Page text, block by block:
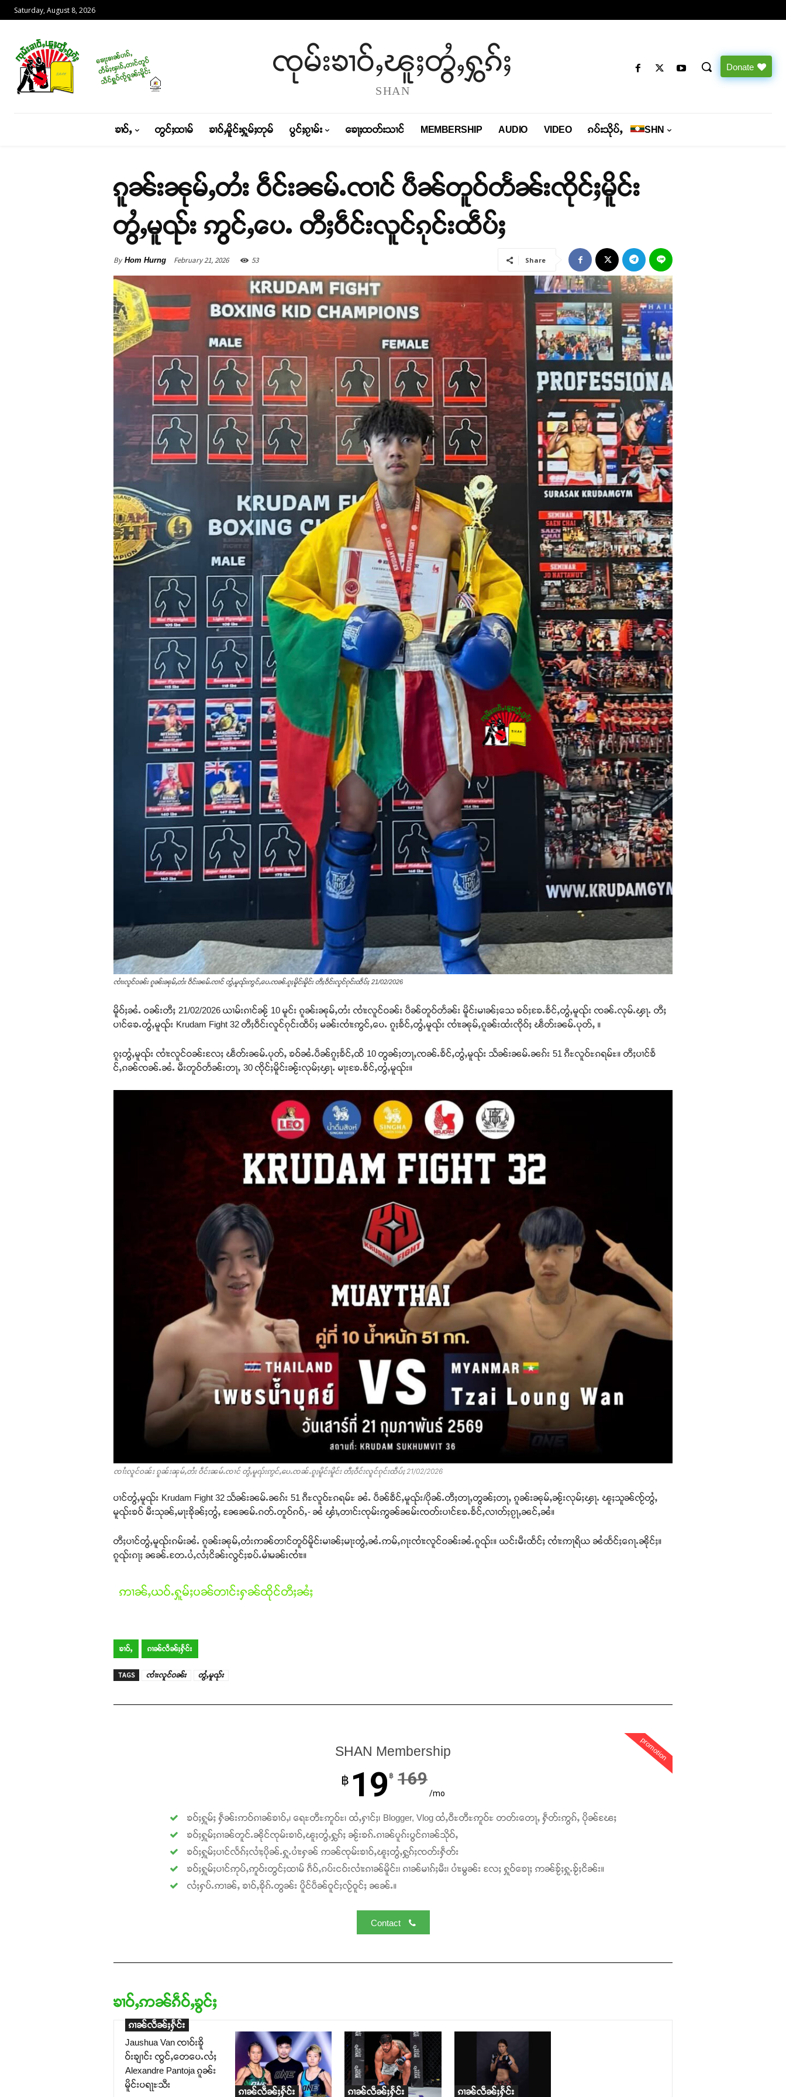
Saturday, August 8, 2026
ၸုမ်းၶၢဝ်ႇၽူႈတွႆႇႁွၵ်ႈ
SHAN
Donate
ၶၢဝ်ႇ တွင်ႈထၢမ် ၶၢဝ်ႇမိူင်းႁူမ်ႈတုမ် ပွင်ႈၵႂၢမ်း ၶေႃႈထတ်းသၢင် MEMBERSHIP AUDIO VIDEO ၵပ်းသိုပ်ႇ SHN
ၵူၼ်းၼုမ်ႇတႆး ဝဵင်းၼမ်ႉၸၢင် ပဵၼ်တူဝ်တႅၼ်းၸိုင်ႈမိူင်း
တွႆႇမူၺ်း ဢွင်ႇပေႉ တီႈဝဵင်းလူင်ၵုင်းထဵပ်ႈ
By Hom Hurng February 21, 2026 53 Share
ၸၢႆးလူင်ဝၼ်း ၵူၼ်းၼုမ်ႇတႆး ဝဵင်းၼမ်ႉၸၢင် တွႆႇမူၺ်းဢွင်ႇပေႉၸၼ်ႉၵူႈမိူင်းမိူင်း တီႈဝဵင်းလူင်ၵုင်းထဵပ်ႈ 21/02/2026
မိူဝ်ႈၼႆႉ ဝၼ်းတီႈ 21/02/2026 ယၢမ်းၵၢင်ၼႂ် 10 မူင်း ၵူၼ်းၼုမ်ႇတႆး ၸၢႆးလူင်ဝၼ်း ပဵၼ်တူဝ်တႅၼ်း မိူင်းမၢၼ်ႈသေ ၶဝ်ႈၶႄႉၶႅင်ႇတွႆႇမူၺ်း ၸၼ်ႉလုမ်ႉၾႃႉ တီႈ
ပၢင်ၶေႉတွႆႇမူၺ်း Krudam Fight 32 တီႈဝဵင်းလူင်ၵုင်းထဵပ်ႈ မၼ်းၸၢႆးဢွင်ႇပေႉ ၵူႈၶႅင်ႇတွႆႇမူၺ်း ၸၢႆးၼုမ်ႇၵူၼ်းထႆးၸိုဝ်ႈ ၽဵတ်းၼမ်ႉပုတ်ႇ ။
ၵူႈတွႆႇမူၺ်း ၸၢႆးလူင်ဝၼ်းလႄႈ ၽဵတ်းၼမ်ႉပုတ်ႇ ၶဝ်ၼႆႉပဵၼ်ၵူႈၶႅင်ႇထိ 10 တွၼ်ႈတႃႇၸၼ်ႉၶႅင်ႇတွႆႇမူၺ်း သႅၼ်းၼမ်ႉၼၵ်း 51 ၵီႊလူဝ်ႊၵရမ်ႊ။ တီႈပၢင်ၶႅ
င်ႇၵၼ်ၸၼ်ႉၼႆႉ မီးတူဝ်တႅၼ်းတႃႇ 30 ၸိုင်ႈမိူင်းၼႂ်းလုမ်ႈၾႃႉ မႃးၶႄႉၶႅင်ႇတွႆႇမူၺ်း။
ၸၢႆးလူင်ဝၼ်း ၵူၼ်းၼုမ်ႇတႆး ဝဵင်းၼမ်ႉၸၢင် တွႆႇမူၺ်းဢွင်ႇပေႉၸၼ်ႉၵူႈမိူင်းမိူင်း တီႈဝဵင်းလူင်ၵုင်းထဵပ်ႈ 21/02/2026
ပၢင်တွႆႇမူၺ်း Krudam Fight 32 သႅၼ်းၼမ်ႉၼၵ်း 51 ၵီႊလူဝ်ႊၵရမ်ႊ ၼႆႉ ပဵၼ်ၶဵင်ႇမူၺ်း/ပိုၼ်ႉတီႈတႃႇတွၼ်ႈတႃႇ ၵူၼ်းၼုမ်ႇၼႂ်းလုမ်ႈၾႃႉ ၽူႈသူၼ်ၸႂ်တွႆႇ
မူၺ်းၶဝ် မီးသုၼ်ႇမႃးၶိုၼ်ႈတွႆႇ ၼႄၼမ်ႉၵတ်ႉတူဝ်ၵဝ်ႇ- ၼႆ ၾၢႆႇတၢင်းၸုမ်းဢွၼ်ၼမ်းၸတ်းပၢင်ၶႄႉၶႅင်ႇလၢတ်ႈၵႂႃႇၼင်ႇၼႆ။
တီႈပၢင်တွႆႇမူၺ်းၵမ်းၼႆႉ ၵူၼ်းၼုမ်ႇတႆးဢၼ်တၢင်တူဝ်မိူင်းမၢၼ်ႈမႃးတွႆႇၼႆႉဢမ်ႇၵႃးၸၢႆးလူင်ဝၼ်းၼႆႉၵူၺ်း။ ယင်းမီးထႅင်ႈ ၸၢႆးဢႃရိယ ၼႆထႅင်ႈၵေႃႉၼိုင်ႈ။
ၵူၺ်းၵႃႈ ၼၼ်ႉတႄႉပႆႇလႆႈငိၼ်းလွင်ႈၶပ်ႉမၢႆမၼ်းၸၢႆး။
ဢၢၼ်ႇယဝ်ႉႁူမ်ႈပၼ်တၢင်းႁၼ်ထိုင်တီႈၼႆႈ
ၶၢဝ်ႇ ၵၢၼ်လဵၼ်ႈႁႅင်း
TAGS ၸၢႆးလူင်ဝၼ်း တွႆႇမူၺ်း
promotion
SHAN Membership
฿ 19 ฿ 169
/mo
ၶဝ်ႈႁူမ်ႈ ႁဵၼ်းဢဝ်ၵၢၼ်ၶၢဝ်ႇ၊ ရေႊတီႊဢူဝ်ႊ၊ ထႆႇႁၢင်ႈ၊ Blogger, Vlog ထႆႇဝီႊတီႊဢူဝ်ႊ တတ်းတေႃႇ ႁဵတ်းဢွၵ်ႇ ပိုၼ်ၽႄႈ
ၶဝ်ႈႁူမ်ႈၵၢၼ်တူင်ႉၼိုင်ၸုမ်းၶၢဝ်ႇၽူႈတွႆႇႁွၵ်ႈ ၼႂ်းၶၵ်ႉၵၢၼ်ပူၵ်းပွင်ၵၢၼ်သိုဝ်ႇ
ၶဝ်ႈႁူမ်ႈပၢင်လႅၵ်ႈလၢႆႈပိုၼ်ႉႁူႉပၢႆးႁၼ် ဢၼ်ၸုမ်းၶၢဝ်ႇၽူႈတွႆႇႁွၵ်ႈၸတ်းႁဵတ်း
ၶဝ်ႈႁူမ်ႈပၢင်ဢုပ်ႇဢူဝ်းတွင်ႈထၢမ် ၵဵဝ်ႇၵပ်းငဝ်းလၢႆးၵၢၼ်မိူင်း၊ ၵၢၼ်မၢၵ်ႈမီး၊ ပၢႆးမွၼ်း လႄႈ ႁူဝ်ၶေႃႈ ဢၼ်ၶႂ်ႈႁူႉၶႂ်ႈငိၼ်း။
လႆႈႁပ်ႉဢၢၼ်ႇ ၶၢဝ်ႇၶိုၵ်ႉတွၼ်း ပိူင်ပဵၼ်ဝူင်ႈလႂ်ဝူင်ႈ ၼၼ်ႉ။
Contact
ၶၢဝ်ႇဢၼ်ၵဵဝ်ႇၶွင်ႈ
ၵၢၼ်လဵၼ်ႈႁႅင်း
Jaushua Van ၸၢဝ်းၶိူ
ဝ်းၶျၢင်း ၸွင်ႇတေပေႉလႆႈ
Alexandre Pantoja ၵူၼ်း
မိူင်းပရႃႊသီး
ၵၢၼ်လဵၼ်ႈႁႅင်း ၵၢၼ်လဵၼ်ႈႁႅင်း ၵၢၼ်လဵၼ်ႈႁႅင်း